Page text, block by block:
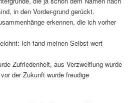
in den Vorder-grund gerückt.
erkennen, die ich vorher
Ich fand meinen Selbst-wert
Zufriedenheit, aus Verzweiflung wurde
der Zukunft wurde freudige